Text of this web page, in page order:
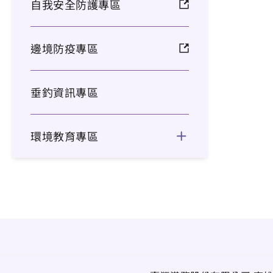
自我安全防護專區
邊境防疫專區
垂釣資訊專區
環境教育專區